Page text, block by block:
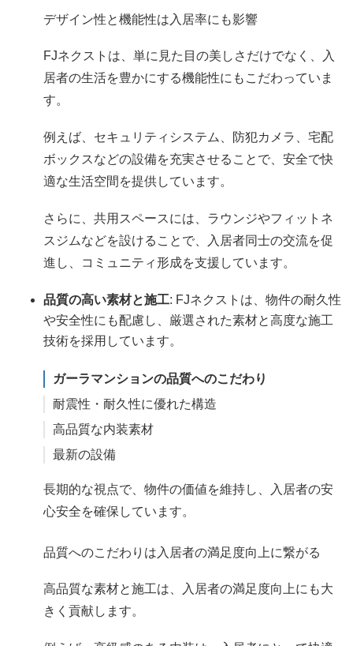
デザイン性と機能性は入居率にも影響
FJネクストは、単に見た目の美しさだけでなく、入
居者の生活を豊かにする機能性にもこだわっていま
す。
例えば、セキュリティシステム、防犯カメラ、宅配
ボックスなどの設備を充実させることで、安全で快
適な生活空間を提供しています。
さらに、共用スペースには、ラウンジやフィットネ
スジムなどを設けることで、入居者同士の交流を促
進し、コミュニティ形成を支援しています。
品質の高い素材と施工: FJネクストは、物件の耐久性
や安全性にも配慮し、厳選された素材と高度な施工
技術を採用しています。
ガーラマンションの品質へのこだわり
耐震性・耐久性に優れた構造
高品質な内装素材
最新の設備
長期的な視点で、物件の価値を維持し、入居者の安
心安全を確保しています。
品質へのこだわりは入居者の満足度向上に繋がる
高品質な素材と施工は、入居者の満足度向上にも大
きく貢献します。